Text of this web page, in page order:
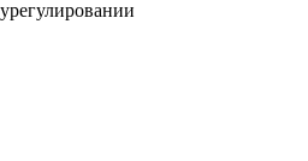
урегулировании